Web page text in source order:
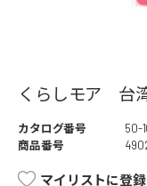
くらしモア 台
カタログ番号
50-
商品番号
マイリストに登